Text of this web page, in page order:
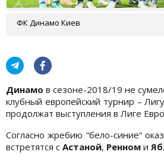
ФК Динамо Киев
Динамо в сезоне-2018/19 не
клубный европейский турнир –
продолжат выступления в Лиге
Согласно жребию “бело-синие“
встретятся с Астаной, Ренном и